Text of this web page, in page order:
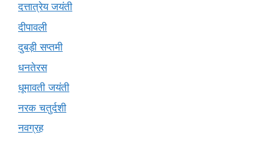
दत्तात्रेय जयंती
दीपावली
दुबड़ी सप्तमी
धनतेरस
धूमावती जयंती
नरक चतुर्दशी
नवग्रह